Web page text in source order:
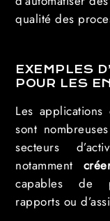
qualité des
EXEMPLES
POUR LES
Les
sont
secteurs
notamment
capables de
rapports ou